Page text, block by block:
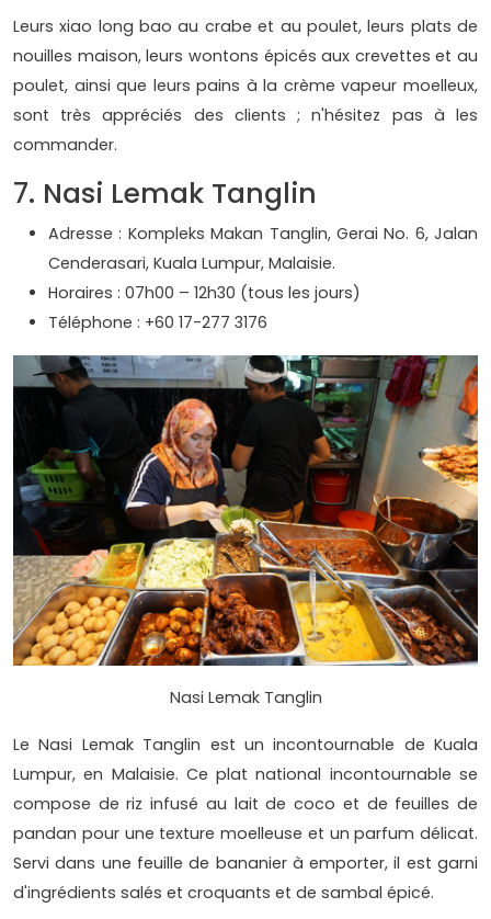
Leurs xiao long bao au crabe et au poulet, leurs plats de
nouilles maison, leurs wontons épicés aux crevettes et au
poulet, ainsi que leurs pains à la crème vapeur moelleux,
sont très appréciés des clients ; n'hésitez pas à les
commander.
7. Nasi Lemak Tanglin
Adresse : Kompleks Makan Tanglin, Gerai No. 6, Jalan
Cenderasari, Kuala Lumpur, Malaisie.
Horaires : 07h00 – 12h30 (tous les jours)
Téléphone : +60 17-277 3176
Nasi Lemak Tanglin
Le Nasi Lemak Tanglin est un incontournable de Kuala
Lumpur, en Malaisie. Ce plat national incontournable se
compose de riz infusé au lait de coco et de feuilles de
pandan pour une texture moelleuse et un parfum délicat.
Servi dans une feuille de bananier à emporter, il est garni
d'ingrédients salés et croquants et de sambal épicé.